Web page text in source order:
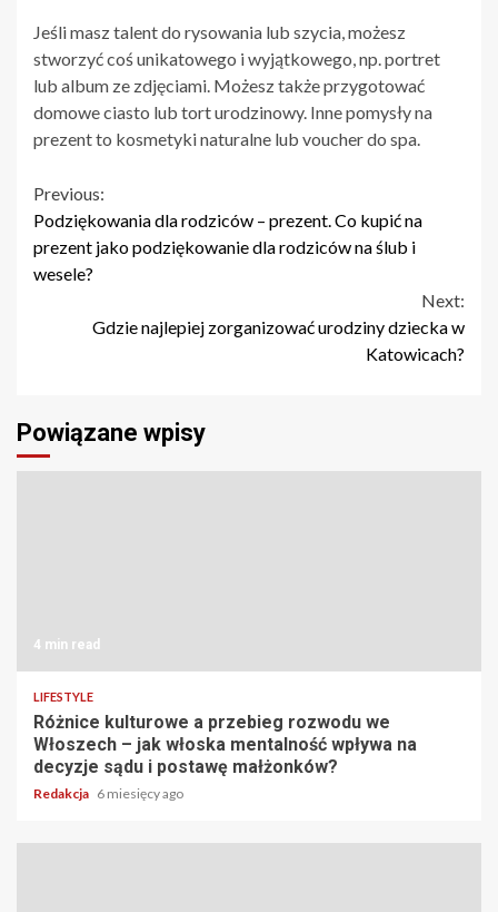
Jeśli masz talent do rysowania lub szycia, możesz
stworzyć coś unikatowego i wyjątkowego, np. portret
lub album ze zdjęciami. Możesz także przygotować
domowe ciasto lub tort urodzinowy. Inne pomysły na
prezent to kosmetyki naturalne lub voucher do spa.
Continue
Reading
Previous:
Podziękowania dla rodziców – prezent. Co kupić na
prezent jako podziękowanie dla rodziców na ślub i
wesele?
Next:
Gdzie najlepiej zorganizować urodziny dziecka w
Katowicach?
Powiązane wpisy
4 min read
LIFESTYLE
Różnice kulturowe a przebieg rozwodu we
Włoszech – jak włoska mentalność wpływa na
decyzje sądu i postawę małżonków?
Redakcja 6 miesięcy ago